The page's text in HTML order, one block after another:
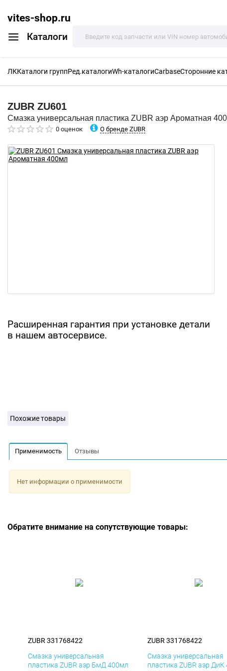
vites-shop.ru
Каталоги
ЛККаталоги группРед.каталогиWh-каталогиCarbaseСторонние
ZUBR ZU601
Смазка универсальная пластика ZUBR аэр Ароматная
0 оценок О бренде ZUBR
Расширенная гарантия при установке детали
в нашем автосервисе.
Похожие товары
Применимость Отзывы
Нет информации о применимости
Обратите внимание на сопутствующие товары:
ZUBR 331768422
Смазка универсальная
пластика ZUBR аэр БмД 400мл
ZUBR 331768422
Смазка универсальная
пластика ZUBR аэр